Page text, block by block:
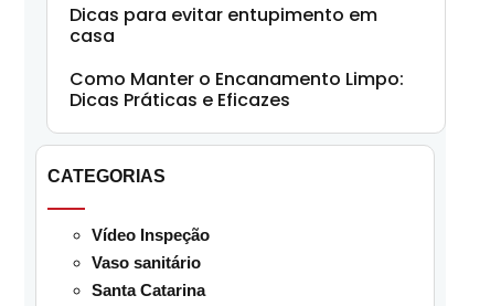
Dicas para evitar entupimento em
casa
Como Manter o Encanamento Limpo:
Dicas Práticas e Eficazes
CATEGORIAS
Vídeo Inspeção
Vaso sanitário
Santa Catarina